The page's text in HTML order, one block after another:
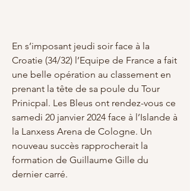
En s’imposant jeudi soir face à la
Croatie (34/32) l’Equipe de France a fait
une belle opération au classement en
prenant la tête de sa poule du Tour
Prinicpal. Les Bleus ont rendez-vous ce
samedi 20 janvier 2024 face à l’Islande à
la Lanxess Arena de Cologne. Un
nouveau succès rapprocherait la
formation de Guillaume Gille du
dernier carré.